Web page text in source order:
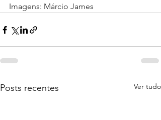
Imagens: Márcio James
Posts recentes Ver tudo